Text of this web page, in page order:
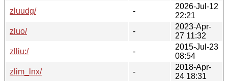
zluudg/
-
2026-Jul-12
22:21
zluo/
-
2023-Apr-
27 11:32
zlliu:/
-
2015-Jul-23
08:54
zlim_lnx/
-
2018-Apr-
24 18:31